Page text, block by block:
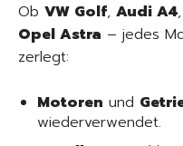
Ob VW Golf, Audi A4,
Opel Astra – jedes
zerlegt:
Motoren und
wiederverwendet.